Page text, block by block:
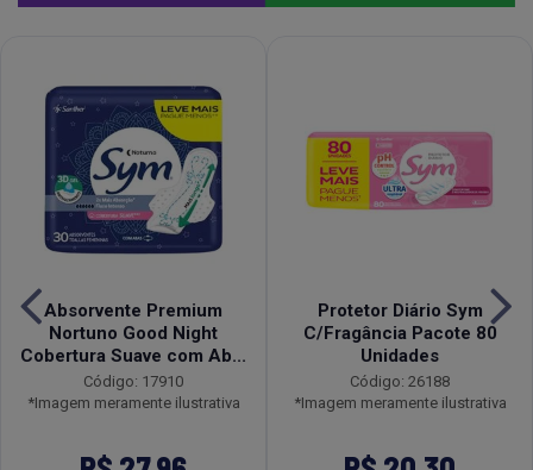
Absorvente Premium
Nortuno Good Night
Cobertura Suave com Ab...
Código: 17910
*Imagem meramente ilustrativa
Protetor Diário Sym
C/Fragância Pacote 80
Unidades
Código: 26188
*Imagem meramente ilustrativa